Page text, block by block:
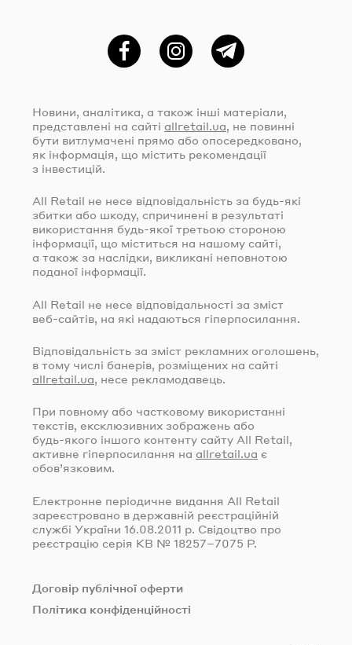
ФейсбукInstagramTelegram
Новини, аналітика, а також інші матеріали,
представлені на сайті allretail.ua, не повинні
бути витлумачені прямо або опосередковано,
як інформація, що містить рекомендації
з інвестицій.
All Retail не несе відповідальність за будь-які
збитки або шкоду, спричинені в результаті
використання будь-якої третьою стороною
інформації, що міститься на нашому сайті,
а також за наслідки, викликані неповнотою
поданої інформації.
All Retail не несе відповідальності за зміст
веб-сайтів , на які надаються гіперпосилання.
Відповідальність за зміст рекламних оголошень,
в тому числі банерів, розміщених на сайті
allretail.ua, несе рекламодавець.
При повному або частковому використанні
текстів, ексклюзивних зображень або
будь-якого іншого контенту сайту All Retail,
активне гіперпосилання на allretail.ua є
обов’язковим.
Електронне періодичне видання All Retail
зареєстровано в державній реєстраційній
службі України 16.08.2011 р. Свідоцтво про
реєстрацію серія КВ № 18257–7075 Р.
Договір публічної оферти
Політика конфіденційності